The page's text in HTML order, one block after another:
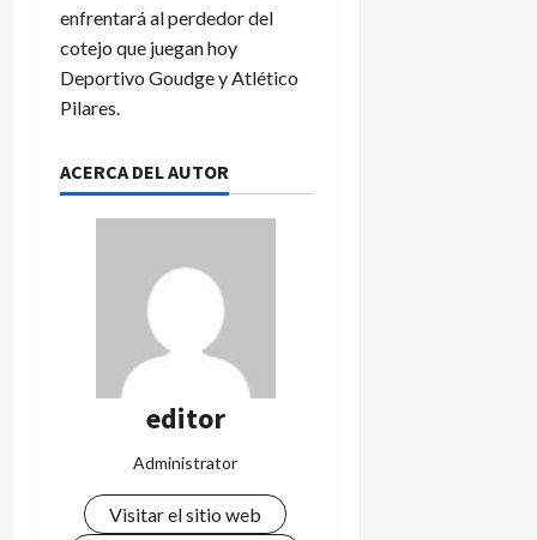
enfrentará al perdedor del
cotejo que juegan hoy
Deportivo Goudge y Atlético
Pilares.
ACERCA DEL AUTOR
editor
Administrator
Visitar el sitio web